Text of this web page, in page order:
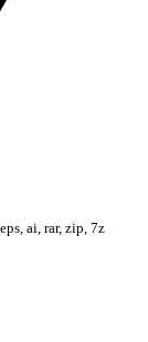
ai, rar, zip, 7z